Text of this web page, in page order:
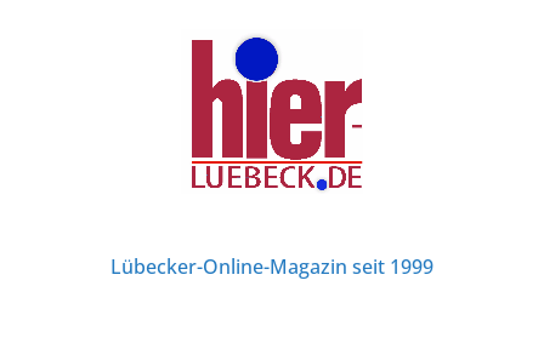
Lübecker-Online-Magazin seit 1999